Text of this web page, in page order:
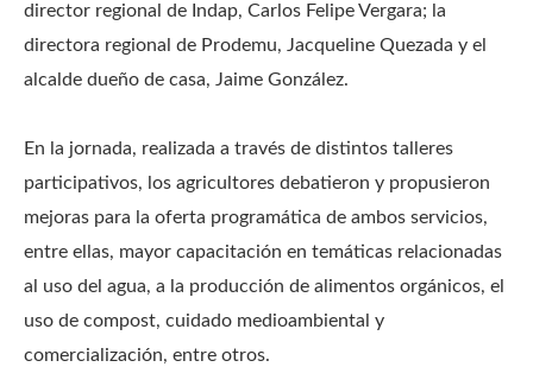
director regional de Indap, Carlos Felipe Vergara; la
directora regional de Prodemu, Jacqueline Quezada y el
alcalde dueño de casa, Jaime González.
En la jornada, realizada a través de distintos talleres
participativos, los agricultores debatieron y propusieron
mejoras para la oferta programática de ambos servicios,
entre ellas, mayor capacitación en temáticas relacionadas
al uso del agua, a la producción de alimentos orgánicos, el
uso de compost, cuidado medioambiental y
comercialización, entre otros.